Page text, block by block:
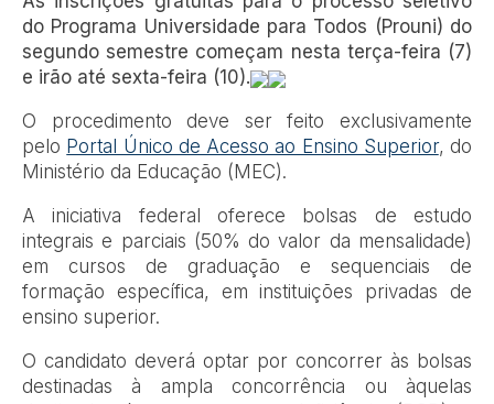
do Programa Universidade para Todos (Prouni) do
segundo semestre começam nesta terça-feira (7)
e irão até sexta-feira (10).
O procedimento deve ser feito exclusivamente
pelo Portal Único de Acesso ao Ensino Superior, do
Ministério da Educação (MEC).
A iniciativa federal oferece bolsas de estudo
integrais e parciais (50% do valor da mensalidade)
em cursos de graduação e sequenciais de
formação específica, em instituições privadas de
ensino superior.
O candidato deverá optar por concorrer às bolsas
destinadas à ampla concorrência ou àquelas